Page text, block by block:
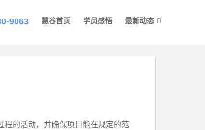
9063 慧谷首页 学员感悟 最新动态
程的活动，并确保项目能在规定的范